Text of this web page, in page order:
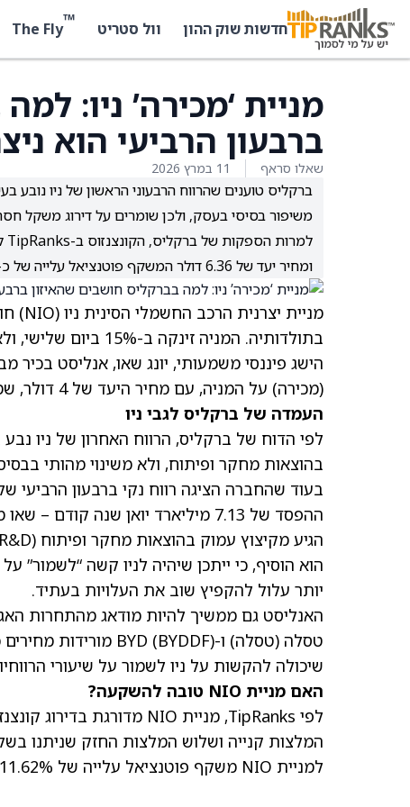
חדשות שוק ההון וול סטריט ™
The Fly
מניית ‘מכירה’ ניו:
ברבעון הרביעי הוא
שאלו סראף 11 במרץ 2026
ברקליס טוענים שהרווח הרבעוני הראשון של ניו נובע
משיפור בסיסי בעסק, ולכן שומרים על דירוג משקל חסר (מכירה) ומחיר יעד
ומחיר יעד של 6.36 דולר המשקף פוטנציאל עלייה של כ-11.6%.
מניית יצרנית הרכב החשמלי הסינית ניו (NIO)
הישג פיננסי משמעותי, יונג שאו, אנליסט
(מכירה) על המניה, עם מחיר היעד של 4 דולר, שמשקף סיכון לירידה של כ-30% מרמת המסחר הנוכחית.
העמדה של ברקליס לגבי ניו
לפי הדוח של ברקליס, הרווח האחרון של ניו
בהוצאות מחקר ופיתוח, ולא משינוי מהותי
בעוד שהחברה הציגה רווח נקי ברבעון הרביעי של 122.4 מיליון יואן (17.7 מיליון
ההפסד של 7.13 מיליארד יואן שנה
הגיע מקיצוץ עמוק בהוצאות מחקר ופיתוח (R&D), ולא ממכירת יותר רכבים במחירים גבוהים יותר.
הוא הוסיף, כי ייתכן שיהיה לניו קשה “לשמור”
יותר עלול להקפיץ שוב את העלויות בעתיד.
האנליסט גם ממשיך להיות מודאג מהתחרות
טסלה (טסלה) ו-BYD(BYDDF)
מורידות
שיכולה להקשות על ניו לשמור על שיעורי
האם מניית NIO טובה להשקעה?
לפי TipRanks,
מניית NIO
המלצות קנייה ושלוש המלצות החזק שניתנו
למניית NIO
משקף פוטנציאל עלייה של 11.62%.